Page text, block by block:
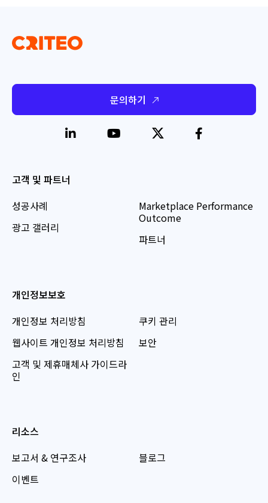
문의하기
고객 및 파트너
성공사례
광고 갤러리
Marketplace Performance
Outcome
파트너
개인정보보호
개인정보 처리방침
웹사이트 개인정보 처리방침
고객 및 제휴매체사 가이드라
인
쿠키 관리
보안
리소스
보고서 & 연구조사
이벤트
블로그